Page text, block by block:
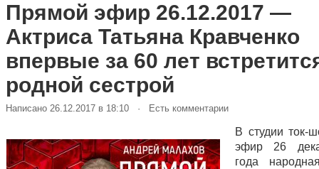
Прямой эфир 26.12.2017 —
Актриса Татьяна Кравченко
впервые за 60 лет
родной сестрой
Написано 26.12.2017 в 18:10 · Есть комментарии
В студии ток-
эфир 26
года